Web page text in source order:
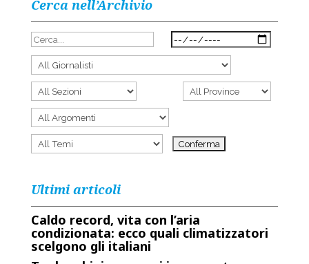
Cerca nell’Archivio
Ultimi articoli
Caldo record, vita con l’aria
condizionata: ecco quali climatizzatori
scelgono gli italiani